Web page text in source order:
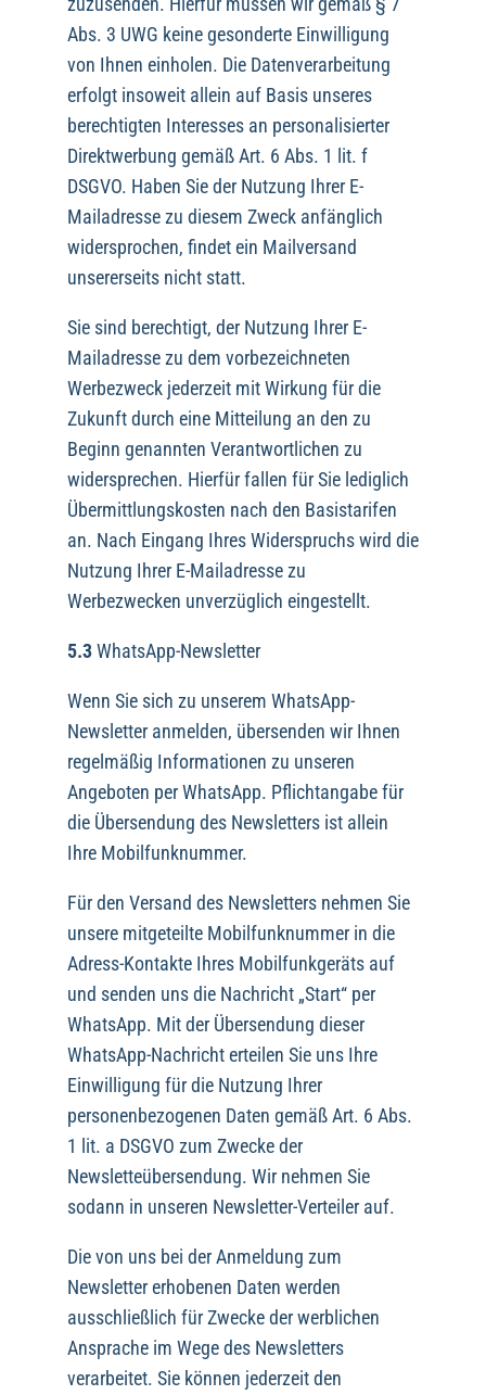
Abs. 3 UWG keine gesonderte Einwilligung
von Ihnen einholen. Die Datenverarbeitung
erfolgt insoweit allein auf Basis unseres
berechtigten Interesses an personalisierter
Direktwerbung gemäß Art. 6 Abs. 1 lit. f
DSGVO. Haben Sie der Nutzung Ihrer E-
Mailadresse zu diesem Zweck anfänglich
widersprochen, findet ein Mailversand
unsererseits nicht statt.
Sie sind berechtigt, der Nutzung Ihrer E-
Mailadresse zu dem vorbezeichneten
Werbezweck jederzeit mit Wirkung für die
Zukunft durch eine Mitteilung an den zu
Beginn genannten Verantwortlichen zu
widersprechen. Hierfür fallen für Sie lediglich
Übermittlungskosten nach den Basistarifen
an. Nach Eingang Ihres Widerspruchs wird die
Nutzung Ihrer E-Mailadresse zu
Werbezwecken unverzüglich eingestellt.
5.3WhatsApp-Newsletter
Wenn Sie sich zu unserem WhatsApp-
Newsletter anmelden, übersenden wir Ihnen
regelmäßig Informationen zu unseren
Angeboten per WhatsApp. Pflichtangabe für
die Übersendung des Newsletters ist allein
Ihre Mobilfunknummer.
Für den Versand des Newsletters nehmen Sie
unsere mitgeteilte Mobilfunknummer in die
Adress-Kontakte Ihres Mobilfunkgeräts auf
und senden uns die Nachricht „Start“ per
WhatsApp. Mit der Übersendung dieser
WhatsApp-Nachricht erteilen Sie uns Ihre
Einwilligung für die Nutzung Ihrer
personenbezogenen Daten gemäß Art. 6 Abs.
1 lit. a DSGVO zum Zwecke der
Newsletteübersendung. Wir nehmen Sie
sodann in unseren Newsletter-Verteiler auf.
Die von uns bei der Anmeldung zum
Newsletter erhobenen Daten werden
ausschließlich für Zwecke der werblichen
Ansprache im Wege des Newsletters
verarbeitet. Sie können jederzeit den